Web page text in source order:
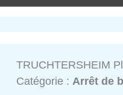
TRUCHTERSHEIM
Catégorie :Arrêt de